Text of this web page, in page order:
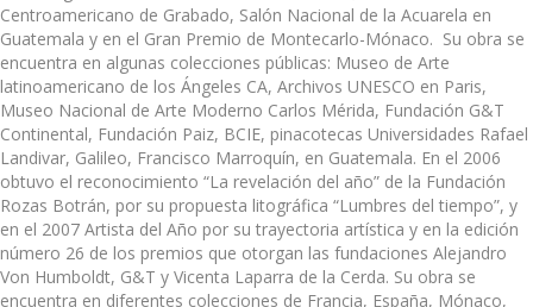
Centroamericano de Grabado, Salón Nacional de la Acuarela en
Guatemala y en el Gran Premio de Montecarlo-Mónaco. Su obra se
encuentra en algunas colecciones públicas: Museo de Arte
latinoamericano de los Ángeles CA, Archivos UNESCO en Paris,
Museo Nacional de Arte Moderno Carlos Mérida, Fundación G&T
Continental, Fundación Paiz, BCIE, pinacotecas Universidades Rafael
Landivar, Galileo, Francisco Marroquín, en Guatemala. En el 2006
obtuvo el reconocimiento “La revelación del año” de la Fundación
Rozas Botrán, por su propuesta litográfica “Lumbres del tiempo”, y
en el 2007 Artista del Año por su trayectoria artística y en la edición
número 26 de los premios que otorgan las fundaciones Alejandro
Von Humboldt, G&T y Vicenta Laparra de la Cerda. Su obra se
encuentra en diferentes colecciones de Francia, España, Mónaco,